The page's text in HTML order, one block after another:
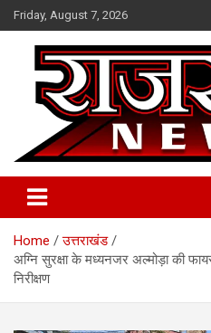
Skip
to
content
Friday, August 7, 2026
Raj Satta News
Home
उत्तराखंड
अग्नि सुरक्षा के मध्यनजर अल्मोड़ा की
निरीक्षण